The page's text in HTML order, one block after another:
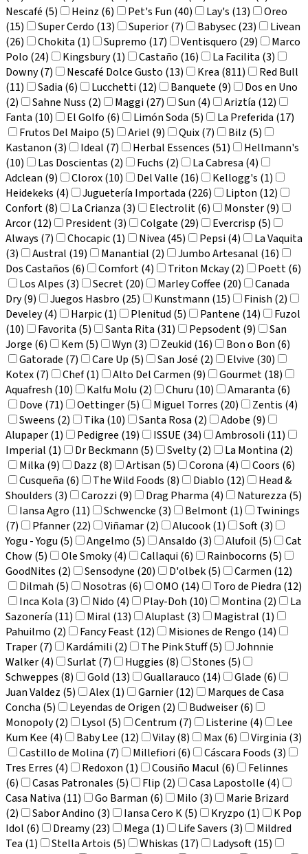
Nescafé (5)
Heinz (6) Pet's Fun (40) Lay's (13)
Oreo
(15)
Super Cerdo (13) Superior (7) Babysec (23)
Livean
(26)
Chokita (1) Supremo (17) Ventisquero (29)
Marco
Polo (24)
Kingsbury (1) Castaño (16)
La Facilita (3)
Downy (7)
Nescafé Dolce Gusto (13) Krea (811)
Red Bull
(11)
Sadia (6) Lucchetti (12) Banquete (9)
Dos en Uno
(2)
Sahne Nuss (2) Maggi (27) Sun (4)
Ariztía (12)
Fanta (10)
El Golfo (6) Limón Soda (5)
La Preferida (17)
Frutos Del Maipo (5)
Ariel (9) Quix (7)
Bilz (5)
Kastanon (3)
Ideal (7) Herbal Essences (51)
Hellmann's
(10)
Las Doscientas (2) Fuchs (2)
La Cabresa (4)
Adclean (9)
Clorox (10) Del Valle (16)
Kellogg's (1)
Heidekeks (4)
Juguetería Importada (226)
Lipton (12)
Confort (8)
La Crianza (3) Electrolit (6)
Monster (9)
Arcor (12)
President (3) Colgate (29)
Evercrisp (5)
Always (7)
Chocapic (1) Nivea (45) Pepsi (4)
La Vaquita
(3)
Austral (19) Manantial (2)
Jumbo Artesanal (16)
Dos Castaños (6)
Comfort (4) Triton Mckay (2)
Poett (6)
Los Alpes (3)
Secret (20) Marley Coffee (20)
Canada
Dry (9)
Juegos Hasbro (25) Kunstmann (15)
Finish (2)
Develey (4)
Harpic (1) Plenitud (5) Pantene (14)
Fuzol
(10)
Favorita (5) Santa Rita (31) Pepsodent (9)
San
Jorge (6)
Kem (5) Wyn (3) Zeukid (16)
Bon o Bon (6)
Gatorade (7)
Care Up (5) San José (2)
Elvive (30)
Kotex (7)
Chef (1) Alto Del Carmen (9)
Gourmet (18)
Aquafresh (10)
Kalfu Molu (2) Churu (10)
Amaranta (6)
Dove (71)
Oettinger (5) Miguel Torres (20)
Zentis (4)
Sweens (2)
Tika (10) Santa Rosa (2)
Adobe (9)
Alupaper (1)
Pedigree (19) ISSUE (34)
Ambrosoli (11)
Imperial (1)
Dr Beckmann (5) Svelty (2)
La Montina (2)
Milka (9)
Dazz (8) Artisan (5) Corona (4)
Coors (6)
Cusqueña (6)
The Wild Foods (8) Diablo (12)
Head &
Shoulders (3)
Carozzi (9) Drag Pharma (4)
Naturezza (5)
Iansa Agro (11)
Schwencke (3) Belmont (1)
Twinings
(7)
Pfanner (22) Viñamar (2) Alucook (1)
Soft (3)
Yogu - Yogu (5)
Angelmo (5) Ansaldo (3) Alufoil (5)
Cat
Chow (5)
Ole Smoky (4) Callaqui (6)
Rainbocorns (5)
GoodNites (2)
Sensodyne (20) D'olbek (5)
Carmen (12)
Dilmah (5)
Nosotras (6) OMO (14)
Toro de Piedra (12)
Inca Kola (3)
Nido (4) Play-Doh (10) Montina (2)
La
Sazonería (11)
Miral (13) Aluplast (3)
Magistral (1)
Pahuilmo (2)
Fancy Feast (12)
Misiones de Rengo (14)
Traper (7)
Kardámili (2) The Pink Stuff (5)
Johnnie
Walker (4)
Surlat (7) Huggies (8)
Stones (5)
Schweppes (8)
Gold (13) Guallarauco (14)
Glade (6)
Juan Valdez (5)
Alex (1) Garnier (12)
Marques de Casa
Concha (5)
Leyendas de Origen (2)
Budweiser (6)
Monopoly (2)
Lysol (5) Centrum (7) Listerine (4)
Lee
Kum Kee (4)
Baby Lee (12) Vilay (8) Max (6)
Virginia (3)
Castillo de Molina (7)
Millefiori (6)
Cáscara Foods (3)
Tres Erres (4)
Redoxon (1) Cousiño Macul (6)
Felinnes
(6)
Casas Patronales (5) Flip (2)
Casa Lapostolle (4)
Casa Nativa (11)
Go Barman (6) Milo (3)
Marie Brizard
(2)
Sabor Andino (3) Iansa Cero K (5) Kryzpo (1)
K Pop
Idol (6)
Dreamy (23) Mega (1) Life Savers (3)
Mildred
Tea (1)
Stella Artois (5) Whiskas (17)
Ladysoft (15)